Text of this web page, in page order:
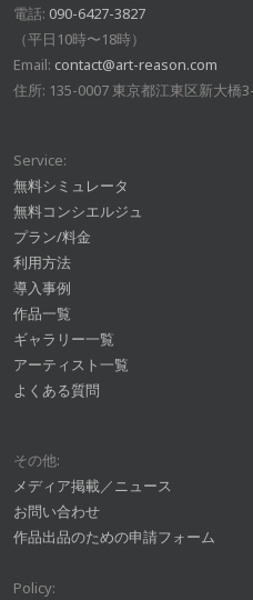
電話: 090-6427-3827
（平日10時〜18時）
Email: contact@art-reason.com
住所: 135-0007 東京都江東区新大橋
Service:
無料シミュレータ
無料コンシエルジュ
プラン/料金
利用方法
導入事例
作品一覧
ギャラリー一覧
アーティスト一覧
よくある質問
その他:
メディア掲載／ニュース
お問い合わせ
作品出品のための申請フォーム
Policy: